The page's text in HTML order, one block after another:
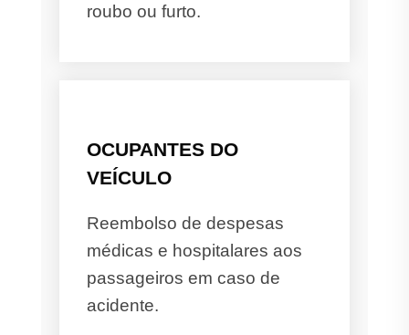
roubo ou furto.
OCUPANTES DO
VEÍCULO
Reembolso de despesas
médicas e hospitalares aos
passageiros em caso de
acidente.